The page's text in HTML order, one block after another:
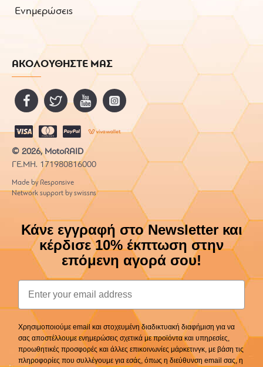
Ενημερώσεις
ΑΚΟΛΟΥΘΗΣΤΕ ΜΑΣ
© 2026, MotoRAID
ΓΕ.ΜΗ. 171980816000
Made by Responsive
Network support by swissns
Κάνε εγγραφή στο Newsletter και
κέρδισε 10% έκπτωση στην
επόμενη αγορά σου!
Email
Χρησιμοποιούμε email και στοχευμένη διαδικτυακή διαφήμιση για να
σας αποστέλλουμε ενημερώσεις σχετικά με προϊόντα και υπηρεσίες,
προωθητικές προσφορές και άλλες επικοινωνίες μάρκετινγκ, με βάση τις
πληροφορίες που συλλέγουμε για εσάς, όπως η διεύθυνση email σας, η